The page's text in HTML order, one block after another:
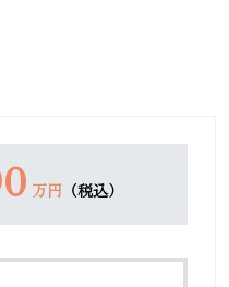
万円 （税込）